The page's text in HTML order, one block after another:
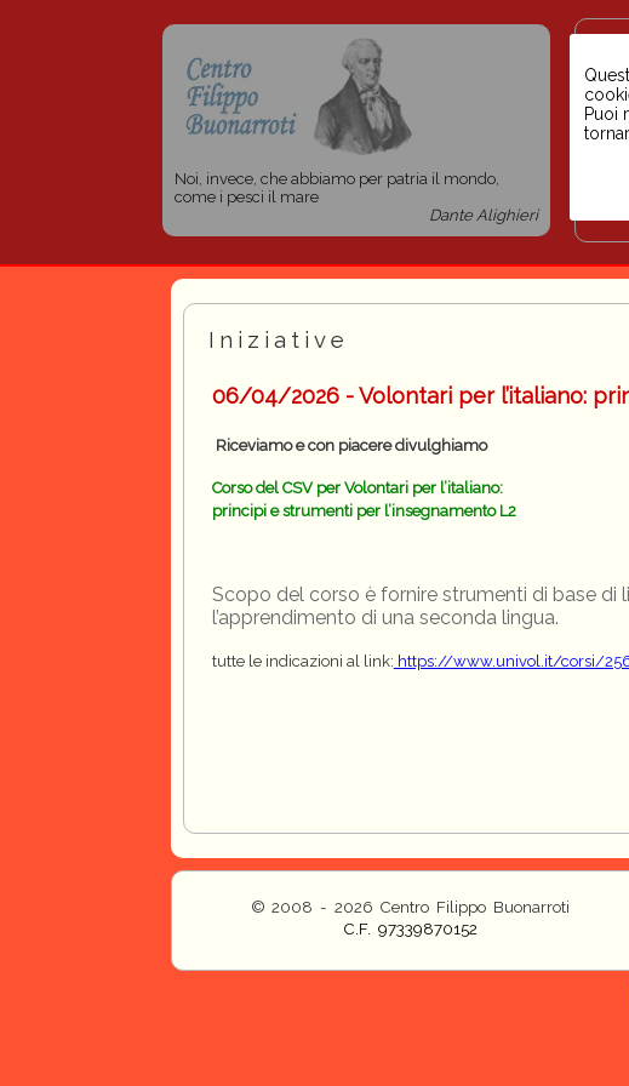
Noi, invece, che abbiamo per patria il mondo,
come i pesci il mare
Dante Alighieri
Puoi
Iniziative
06/04/2026 - Volontari per l’italiano:
Riceviamo e con piacere divulghiamo
Corso del CSV per Volontari per l’italiano:
principi e strumenti per l’insegnamento L2
Scopo del corso è fornire strumenti di base
l’apprendimento di una seconda lingua.
tutte le indicazioni al link: https://www.univol.it/corsi/
© 2008 - 2026 Centro Filippo Buonarroti
C.F. 97339870152